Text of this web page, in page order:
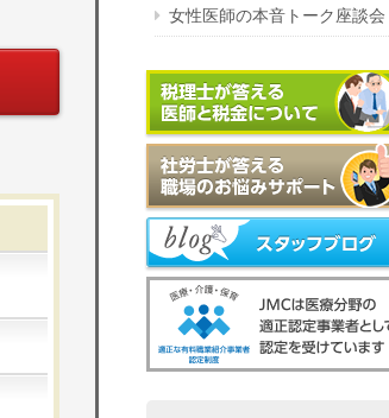
女性医師の本音トーク座談会